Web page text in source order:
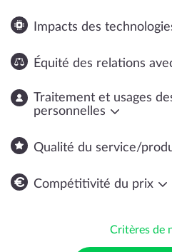
Impacts des
Équité des relations
Traitement et usages
personnelles
Qualité du service/
Compétitivité du prix
Critères de